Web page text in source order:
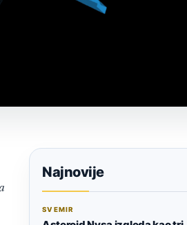
Najnovije
SVEMIR